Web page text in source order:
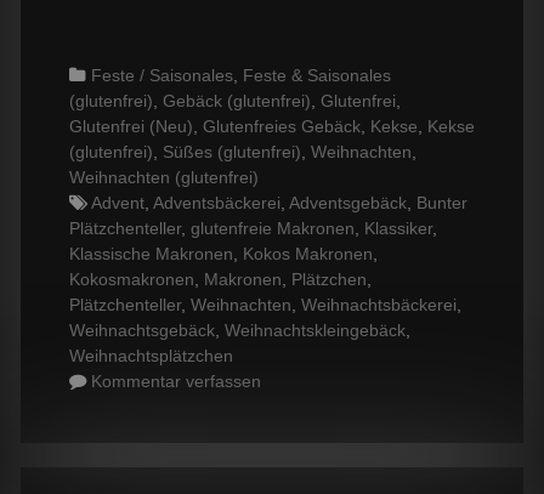
Categories
Feste / Saisonales Feste & Saisonales
(glutenfrei)
Gebäck (glutenfrei) Glutenfrei
Glutenfrei (Neu)
Glutenfreies Gebäck Kekse
Kekse
(glutenfrei)
Süßes (glutenfrei) Weihnachten
Weihnachten (glutenfrei)
Tags
Advent Adventsbäckerei Adventsgebäck Bunter
Plätzchenteller, glutenfreie Makronen Klassiker,
Klassische Makronen
Kokos Makronen
Kokosmakronen
Makronen Plätzchen
Plätzchenteller, Weihnachten Weihnachtsbäckerei
Weihnachtsgebäck Weihnachtskleingebäck
Weihnachtsplätzchen
Kommentar verfassen